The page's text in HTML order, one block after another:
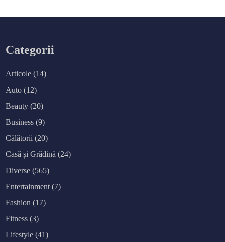
Categorii
Articole (14)
Auto (12)
Beauty (20)
Business (9)
Călătorii (20)
Casă și Grădină (24)
Diverse (565)
Entertainment (7)
Fashion (17)
Fitness (3)
Lifestyle (41)